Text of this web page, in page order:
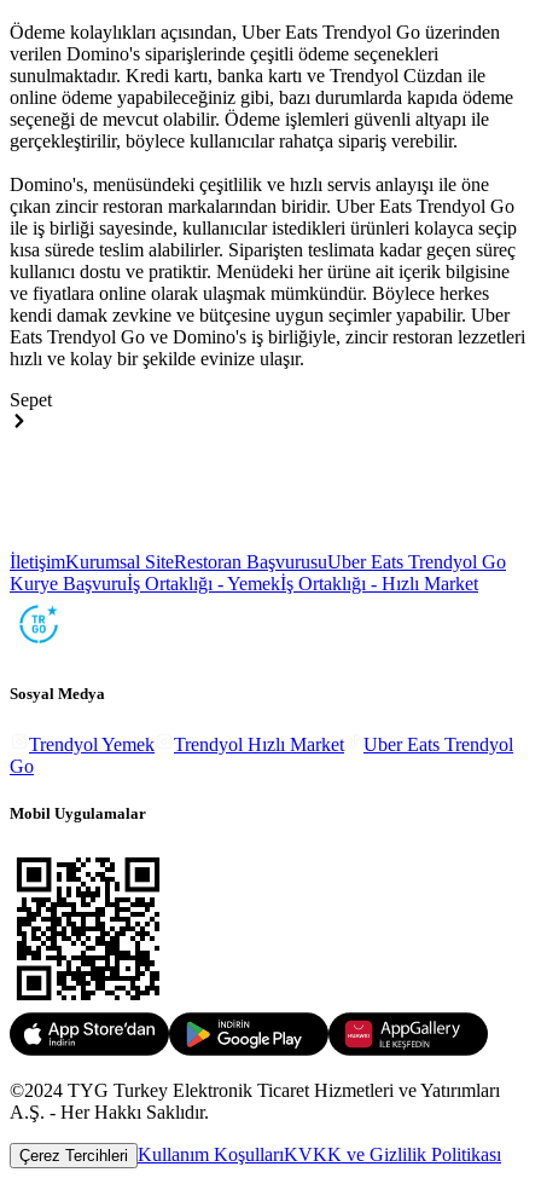
Ödeme kolaylıkları açısından, Uber Eats Trendyol Go üzerinden
verilen Domino's siparişlerinde çeşitli ödeme seçenekleri
sunulmaktadır. Kredi kartı, banka kartı ve Trendyol Cüzdan ile
online ödeme yapabileceğiniz gibi, bazı durumlarda kapıda ödeme
seçeneği de mevcut olabilir. Ödeme işlemleri güvenli altyapı ile
gerçekleştirilir, böylece kullanıcılar rahatça sipariş verebilir.
Domino's, menüsündeki çeşitlilik ve hızlı servis anlayışı ile öne
çıkan zincir restoran markalarından biridir. Uber Eats Trendyol Go
ile iş birliği sayesinde, kullanıcılar istedikleri ürünleri kolayca seçip
kısa sürede teslim alabilirler. Siparişten teslimata kadar geçen süreç
kullanıcı dostu ve pratiktir. Menüdeki her ürüne ait içerik bilgisine
ve fiyatlara online olarak ulaşmak mümkündür. Böylece herkes
kendi damak zevkine ve bütçesine uygun seçimler yapabilir. Uber
Eats Trendyol Go ve Domino's iş birliğiyle, zincir restoran lezzetleri
hızlı ve kolay bir şekilde evinize ulaşır.
Sepet
İletişimKurumsal SiteRestoran BaşvurusuUber Eats Trendyol Go
Kurye Başvuruİş Ortaklığı - Yemekİş Ortaklığı - Hızlı Market
Sosyal Medya
Trendyol Yemek Trendyol Hızlı Market
Uber Eats Trendyol
Go
Mobil Uygulamalar
©2024 TYG Turkey Elektronik Ticaret Hizmetleri ve Yatırımları
A.Ş. - Her Hakkı Saklıdır.
Çerez Tercihleri Kullanım KoşullarıKVKK ve Gizlilik Politikası